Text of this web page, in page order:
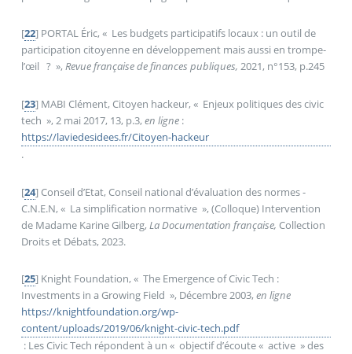
[22] PORTAL Éric, « Les budgets participatifs locaux : un outil de
participation citoyenne en développement mais aussi en trompe-
l’œil ? », Revue française de finances publiques, 2021, n°153, p.245
[23] MABI Clément, Citoyen hackeur, « Enjeux politiques des civic
tech », 2 mai 2017, 13, p.3, en ligne:
https://laviedesidees.fr/Citoyen-hackeur
.
[24] Conseil d’Etat, Conseil national d’évaluation des normes -
C.N.E.N, « La simplification normative », (Colloque) Intervention
de Madame Karine Gilberg, La Documentation française, Collection
Droits et Débats, 2023.
[25] Knight Foundation, « The Emergence of Civic Tech :
Investments in a Growing Field », Décembre 2003, en ligne
https://knightfoundation.org/wp-
content/uploads/2019/06/knight-civic-tech.pdf
: Les Civic Tech répondent à un « objectif d’écoute « active » des